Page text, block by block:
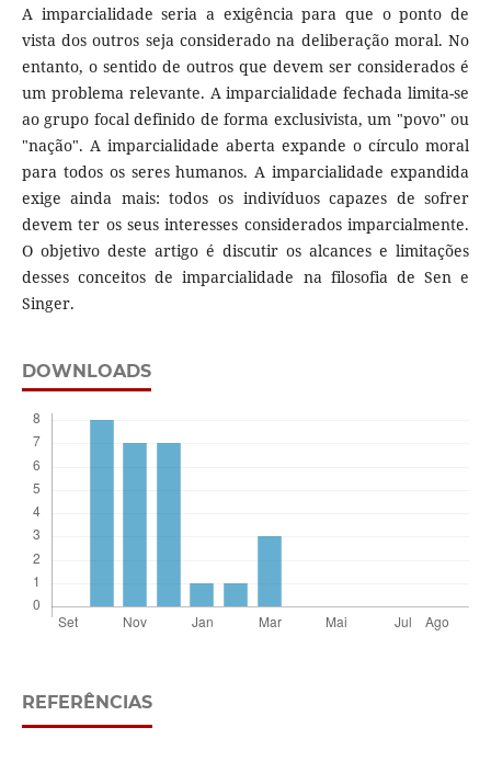
A imparcialidade seria a exigência para que o ponto de
vista dos outros seja considerado na deliberação moral. No
entanto, o sentido de outros que devem ser considerados é
um problema relevante. A imparcialidade fechada limita-se
ao grupo focal definido de forma exclusivista, um "povo" ou
"nação". A imparcialidade aberta expande o círculo moral
para todos os seres humanos. A imparcialidade expandida
exige ainda mais: todos os indivíduos capazes de sofrer
devem ter os seus interesses considerados imparcialmente.
O objetivo deste artigo é discutir os alcances e limitações
desses conceitos de imparcialidade na filosofia de Sen e
Singer.
DOWNLOADS
REFERÊNCIAS